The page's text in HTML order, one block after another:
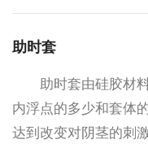
助时套
助时套由硅胶材
内浮点的多少和套体
达到改变对阴茎的刺